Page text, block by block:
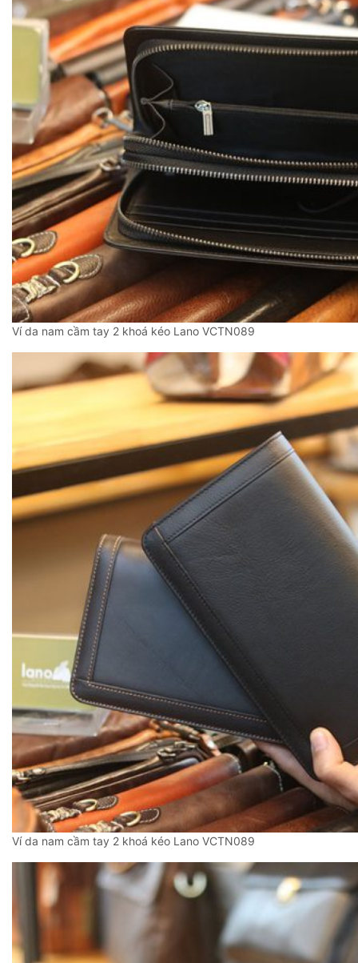
Ví da nam cầm tay 2 khoá kéo Lano VCTN089
Ví da nam cầm tay 2 khoá kéo Lano VCTN089